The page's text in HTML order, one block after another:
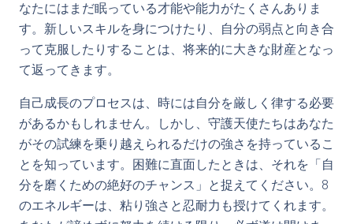
なたにはまだ眠っている才能や能力がたくさんありま
す。新しいスキルを身につけたり、自分の弱点と向き合
って克服したりすることは、将来的に大きな財産となっ
て返ってきます。
自己成長のプロセスは、時には自分を厳しく律する必要
があるかもしれません。しかし、守護天使たちはあなた
がその試練を乗り越えられるだけの強さを持っているこ
とを知っています。困難に直面したときは、それを「自
分を磨くための絶好のチャンス」と捉えてください。8
のエネルギーは、粘り強さと忍耐力も授けてくれます。